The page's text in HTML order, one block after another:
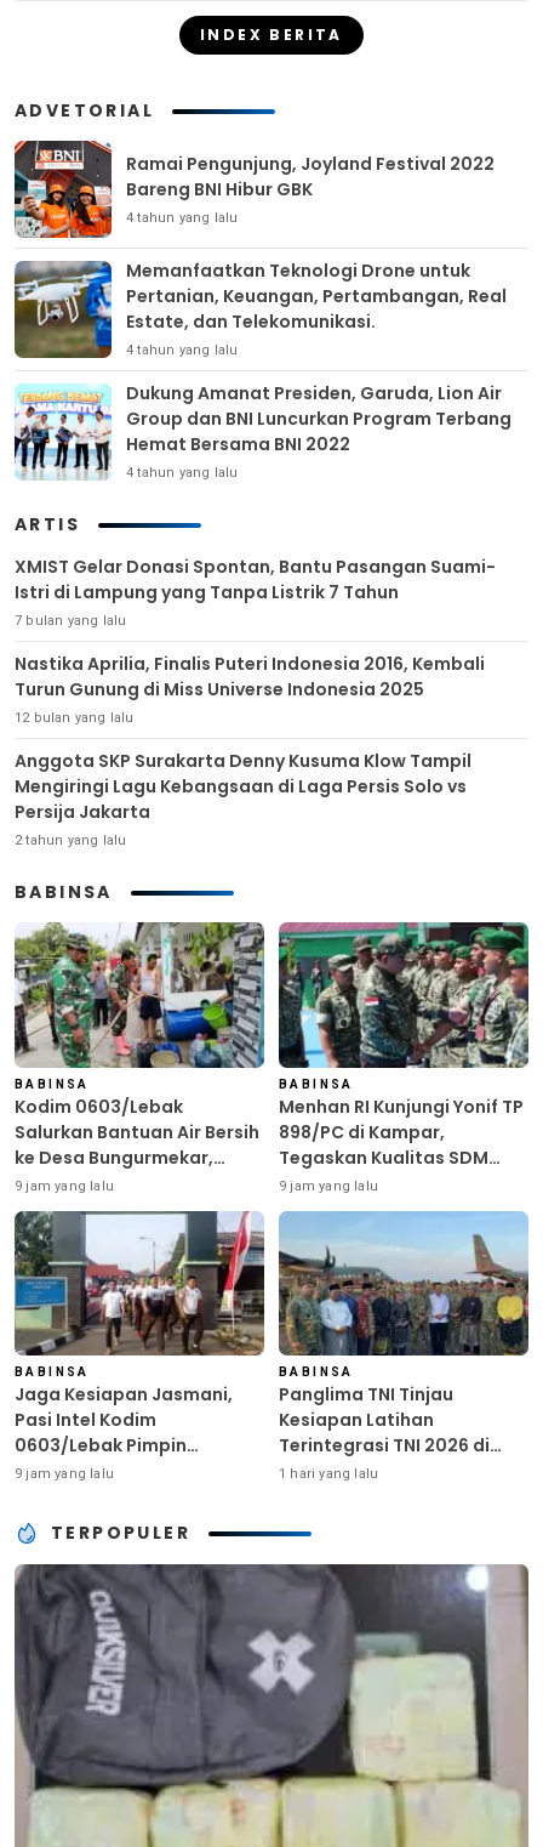
INDEX BERITA
ADVETORIAL
Ramai Pengunjung, Joyland Festival 2022
Bareng BNI Hibur GBK
4 tahun yang lalu
Memanfaatkan Teknologi Drone untuk
Pertanian, Keuangan, Pertambangan, Real
Estate, dan Telekomunikasi.
4 tahun yang lalu
Dukung Amanat Presiden, Garuda, Lion Air
Group dan BNI Luncurkan Program Terbang
Hemat Bersama BNI 2022
4 tahun yang lalu
ARTIS
XMIST Gelar Donasi Spontan, Bantu Pasangan Suami-
Istri di Lampung yang Tanpa Listrik 7 Tahun
7 bulan yang lalu
Nastika Aprilia, Finalis Puteri Indonesia 2016, Kembali
Turun Gunung di Miss Universe Indonesia 2025
12 bulan yang lalu
Anggota SKP Surakarta Denny Kusuma Klow Tampil
Mengiringi Lagu Kebangsaan di Laga Persis Solo vs
Persija Jakarta
2 tahun yang lalu
BABINSA
BABINSA
Kodim 0603/Lebak
Salurkan Bantuan Air Bersih
ke Desa Bungurmekar,
Ringankan Beban Warga
Terdampak Kemarau
9 jam yang lalu
BABINSA
Menhan RI Kunjungi Yonif TP
898/PC di Kampar,
Tegaskan Kualitas SDM
Kunci Kekuatan TNI
9 jam yang lalu
BABINSA
Jaga Kesiapan Jasmani,
Pasi Intel Kodim
0603/Lebak Pimpin
Pembinaan Fisik Rutin
9 jam yang lalu
BABINSA
Panglima TNI Tinjau
Kesiapan Latihan
Terintegrasi TNI 2026 di
Dabo Singkep
1 hari yang lalu
TERPOPULER